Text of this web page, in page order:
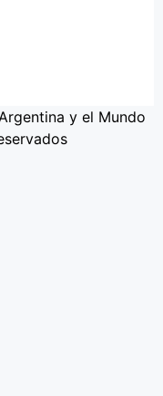
y el Mundo